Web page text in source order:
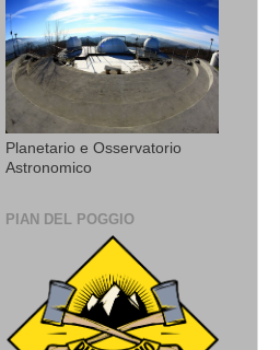
Planetario e Osservatorio
Astronomico
PIAN DEL POGGIO